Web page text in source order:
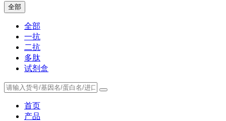
全部
全部
一抗
二抗
多肽
试剂盒
首页
产品